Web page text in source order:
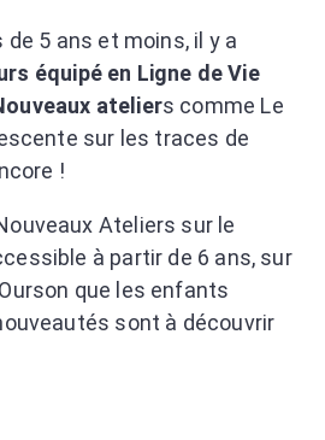
5 ans et moins, il y a
équipé en Ligne de Vie
ateliers comme Le
sur les traces de
!
Ateliers sur le
à partir de 6 ans, sur
que les enfants
sont à découvrir